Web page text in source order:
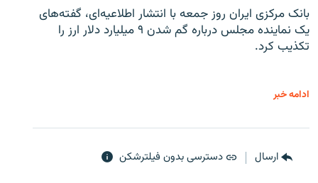
بانک مرکزی ایران روز جمعه با انتشار اطلاعیه‌ای، گفته‌های
یک نماینده مجلس درباره گم شدن ۹ میلیارد دلار ارز را
تکذیب کرد.
ادامه خبر
ارسال دسترسی بدون فیلترشکن